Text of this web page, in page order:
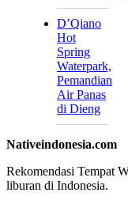
D’Qiano
Hot
Spring
Waterpark,
Pemandian
Air Panas
di Dieng
Nativeindonesia.com
Rekomendasi Tempat
liburan di Indonesia.